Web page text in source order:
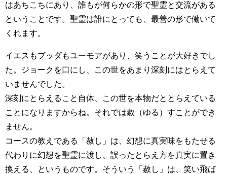
はあちこちにあり、誰もが何らかの形で聖霊と交流がある
ということです。聖霊は誰にとっても、最善の形で働いて
くれます。
イエスもブッダもユーモアがあり、笑うことが大好きでし
た。ジョークを口にし、この世をあまり深刻にはとらえて
いませんでした。
深刻にとらえること自体、この世を本物だととらえている
ことになりますからね。それでは赦（ゆる）すことができ
ません。
コースの教えである「赦し」は、幻想に真実味をもたせる
代わりに幻想を聖霊に渡し、誤ったとらえ方を真実に置き
換える、というものです。そういう「赦し」は、笑い飛ば